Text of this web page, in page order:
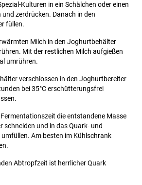
Kulturen in ein Schälchen oder einen
und zerdrücken. Danach in den
füllen.
Milch in den Joghurtbehälter
Mit der restlichen Milch aufgießen
umrühren.
verschlossen in den Joghurtbereiter
bei 35°C erschütterungsfrei
Fermentationszeit die entstandene Masse
schneiden und in das Quark- und
umfüllen. Am besten im Kühlschrank
Abtropfzeit ist herrlicher Quark